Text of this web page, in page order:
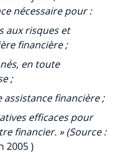
nécessaire pour :
aux risques et
financière ;
en toute
;
financière ;
efficaces pour
financier. » (Source :
2005 )